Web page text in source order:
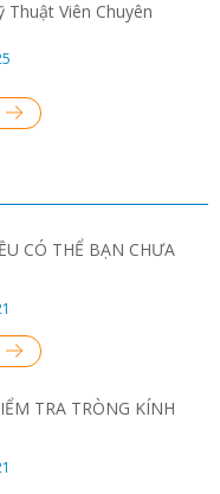
Viên Chuyên
CÓ THỂ BẠN CHƯA
TRA TRÒNG KÍNH